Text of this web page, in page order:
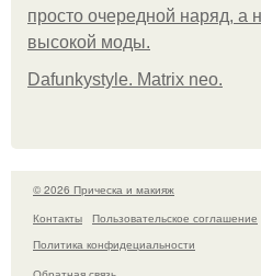
просто очередной наряд, а
высокой моды.
Dafunkystyle. Matrix neo.
© 2026 Прическа и макияж
Контакты
Пользовательское соглашение
Политика конфидециальности